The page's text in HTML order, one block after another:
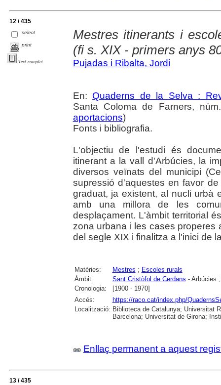
12 / 435
select
print
Text complet
Mestres itinerants i
(fi s. XIX - primers anys
Pujadas i Ribalta, Jordi
En: Quaderns de la Selva :
Santa Coloma de Farners,
aportacions)
Fonts i bibliografia.
L'objectiu de l'estudi és
itinerant a la vall d'Arbúcies, la
diversos veïnats del municipi
supressió d'aquestes en favor
graduat, ja existent, al nucli urbà
amb una millora de les
desplaçament. L'àmbit territorial
zona urbana i les cases properes
del segle XIX i finalitza a l'inici de
Matèries: Mestres ; Escoles rurals
Àmbit:
Sant Cristòfol de Cerdans - Arbúcies
Cronologia:
[1900 - 1970]
Accés:
https://raco.cat/index.php/
Localització: Biblioteca de Catalunya; Universitat
Barcelona; Universitat de Girona;
Enllaç permanent a aquest
13 / 435